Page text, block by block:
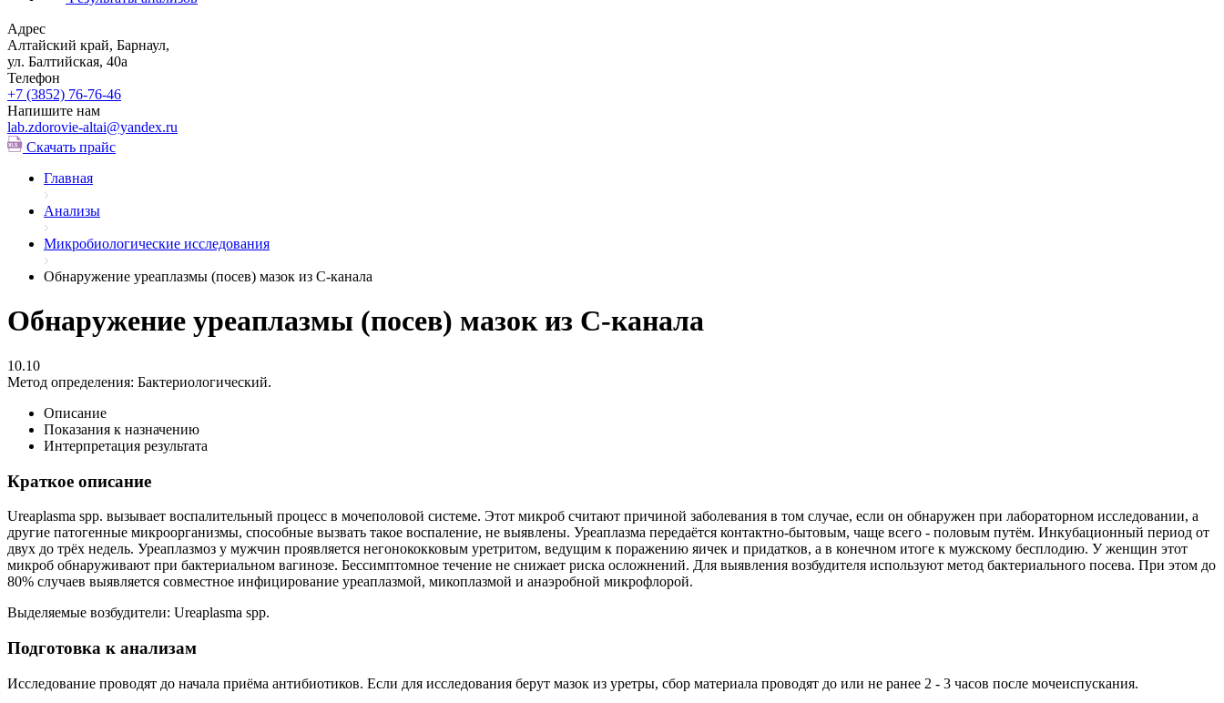
Адрес
Алтайский край, Барнаул,
ул. Балтийская, 40а
Телефон
+7 (3852) 76-76-46
Напишите нам
lab.zdorovie-altai@yandex.ru
Скачать прайс
Главная
Анализы
Микробиологические исследования
Обнаружение уреаплазмы (посев) мазок из С-канала
Обнаружение уреаплазмы (посев) мазок из С-канала
10.10
Метод определения: Бактериологический.
Описание
Показания к назначению
Интерпретация результата
Краткое описание
Ureaplasma spp. вызывает воспалительный процесс в мочеполовой системе. Этот микроб считают причиной заболевания в том случае, если он обнаружен при лабораторном исследовании, а
другие патогенные микроорганизмы, способные вызвать такое воспаление, не выявлены. Уреаплазма передаётся контактно-бытовым, чаще всего - половым путём. Инкубационный период от
двух до трёх недель. Уреаплазмоз у мужчин проявляется негонококковым уретритом, ведущим к поражению яичек и придатков, а в конечном итоге к мужскому бесплодию. У женщин этот
микроб обнаруживают при бактериальном вагинозе. Бессимптомное течение не снижает риска осложнений. Для выявления возбудителя используют метод бактериального посева. При этом до
80% случаев выявляется совместное инфицирование уреаплазмой, микоплазмой и анаэробной микрофлорой.
Выделяемые возбудители: Ureaplasma spp.
Подготовка к анализам
Исследование проводят до начала приёма антибиотиков. Если для исследования берут мазок из уретры, сбор материала проводят до или не ранее 2 - 3 часов после мочеиспускания.